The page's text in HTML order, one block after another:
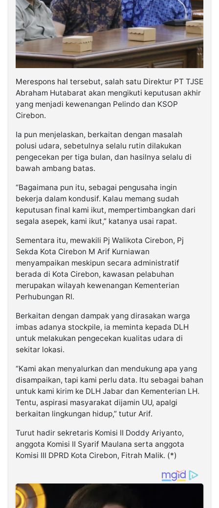
Merespons hal tersebut, salah satu Direktur PT TJSE
Abraham Hutabarat akan mengikuti keputusan akhir
yang menjadi kewenangan Pelindo dan KSOP
Cirebon.
Ia pun menjelaskan, berkaitan dengan masalah
polusi udara, sebetulnya selalu rutin dilakukan
pengecekan per tiga bulan, dan hasilnya selalu di
bawah ambang batas.
“Bagaimana pun itu, sebagai pengusaha ingin
bekerja dalam kondusif. Kalau memang sudah
keputusan final kami ikut, mempertimbangkan dari
segala asepek, kami ikut,” katanya usai rapat.
Sementara itu, mewakili Pj Walikota Cirebon, Pj
Sekda Kota Cirebon M Arif Kurniawan
menyampaikan meskipun secara administratif
berada di Kota Cirebon, kawasan pelabuhan
merupakan wilayah kewenangan Kementerian
Perhubungan RI.
Berkaitan dengan dampak yang dirasakan warga
imbas adanya stockpile, ia meminta kepada DLH
untuk melakukan pengecekan kualitas udara di
sekitar lokasi.
“Kami akan menyalurkan dan mendukung apa yang
disampaikan, tapi kami perlu data. Itu sebagai bahan
untuk kami kirim ke DLH Jabar dan Kementerian LH.
Tentu, aspirasi masyarakat dijamin UU, apalgi
berkaitan lingkungan hidup,” tutur Arif.
Turut hadir sekretaris Komisi II Doddy Ariyanto,
anggota Komisi II Syarif Maulana serta anggota
Komisi III DPRD Kota Cirebon, Fitrah Malik. (*)